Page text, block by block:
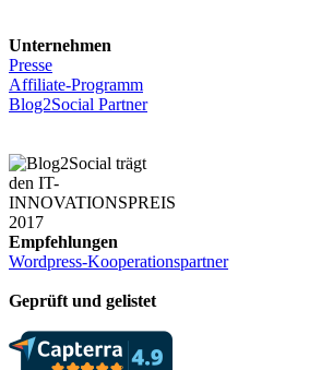
Unternehmen
Presse
Affiliate-Programm
Blog2Social Partner
Empfehlungen
Wordpress-Kooperationspartner
Geprüft und gelistet